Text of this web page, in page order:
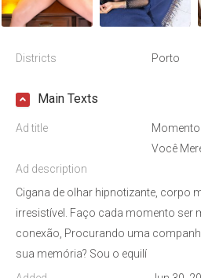
Districts Porto
Main Texts
Ad title
Você
Ad description
Cigana de olhar hipnotizante, corpo
irresistível. Faço cada momento ser
conexão, Procurando uma
sua memória? Sou o equilí